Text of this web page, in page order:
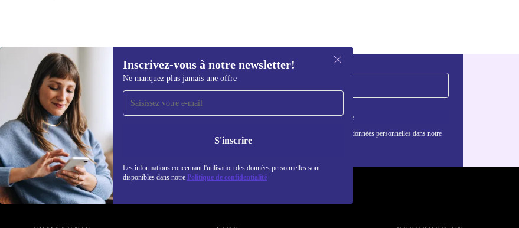
Inscrivez-vous à notre newsletter!
Ne manquez plus jamais une offre
S'inscrire
Les informations concernant l'utilisation des données personnelles sont
disponibles dans notre Politique de confidentialité
Recevoir offres et infos de
refurbed par mail
Ne manquez plus aucune offre.
S'inscrire
Retrouvez les informations sur l'utilisation des données personnelles dans notre
politique de confidentialité
REFURBED FRANCE - RETHINK NEW.